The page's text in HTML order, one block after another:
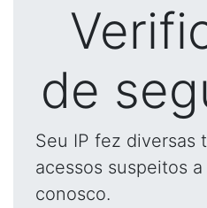
de
Seu IP fez diversas
acessos suspeitos
conosco.